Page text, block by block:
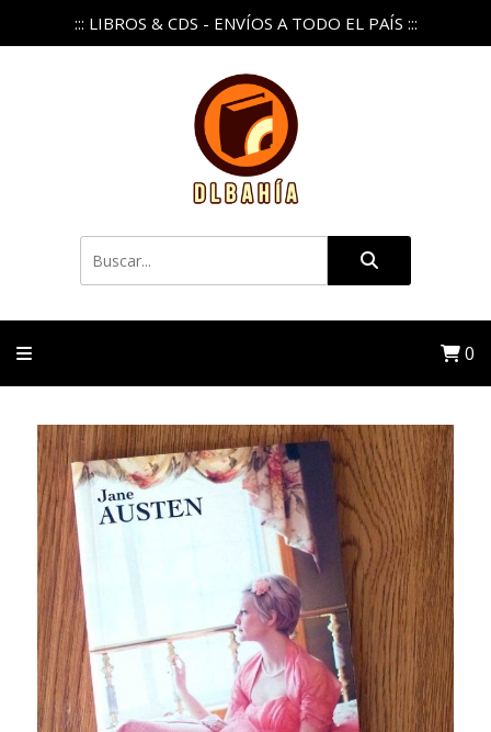
::: LIBROS & CDS - ENVÍOS A TODO EL PAÍS :::
0